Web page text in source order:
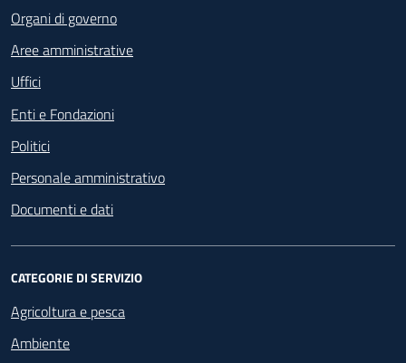
Organi di governo
Aree amministrative
Uffici
Enti e Fondazioni
Politici
Personale amministrativo
Documenti e dati
CATEGORIE DI SERVIZIO
Agricoltura e pesca
Ambiente